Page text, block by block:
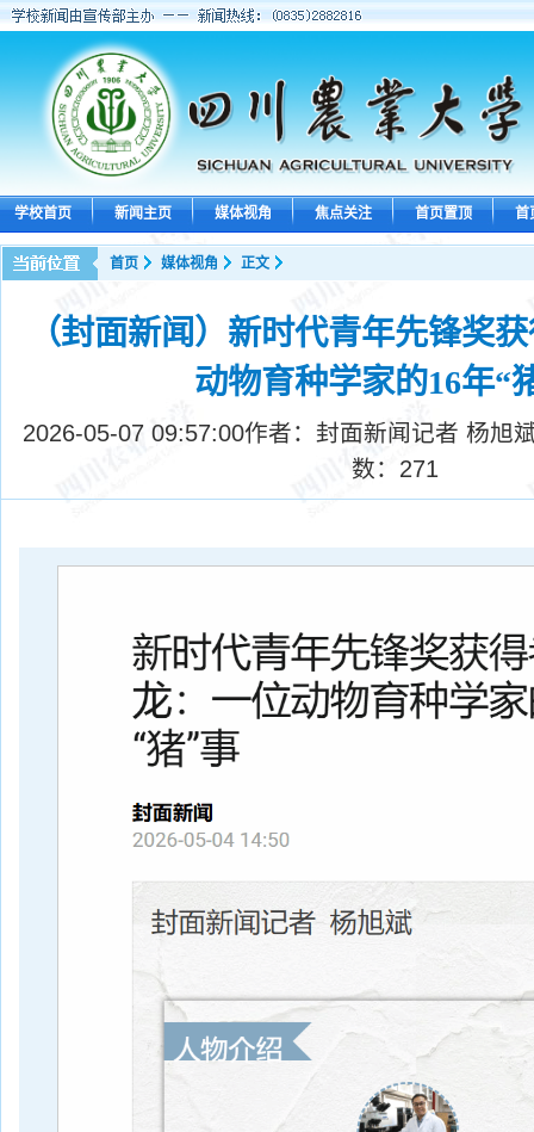
学校首页 新闻主页 媒体视角 焦点关注 首页置顶 首
首页 媒体视角 正文
（封面新闻）新时代青年先锋奖
动物育种学家的16年“
2026-05-07 09:57:00作者：封面新闻记者 杨旭
数： 271